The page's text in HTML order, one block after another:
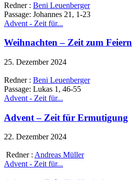
Redner : Beni Leuenberger
Passage: Johannes 21, 1-23
Advent - Zeit für...
Weihnachten – Zeit zum Feiern
25. Dezember 2024
Redner : Beni Leuenberger
Passage: Lukas 1, 46-55
Advent - Zeit für...
Advent – Zeit für Ermutigung
22. Dezember 2024
Redner : Andreas Müller
Advent - Zeit für...